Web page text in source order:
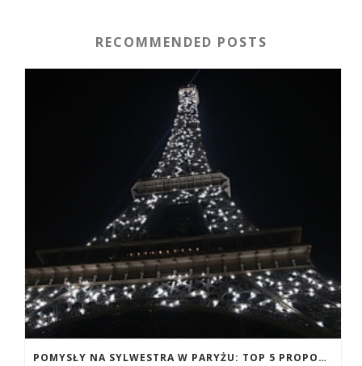
RECOMMENDED POSTS
POMYSŁY NA SYLWESTRA W PARYŻU: TOP 5 PROPOZYCJI